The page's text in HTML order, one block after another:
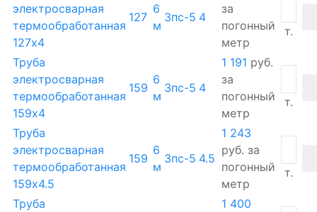
электросварная
термообработанная
127х4
127
6
м
3пс-5 4
за
погонный
метр
т.
Труба
электросварная
термообработанная
159х4
159
6
м
3пс-5 4
1 191 руб.
за
погонный
метр
т.
Труба
электросварная
термообработанная
159х4.5
159
6
м
3пс-5 4.5
1 243
руб. за
погонный
метр
т.
Труба
1 400